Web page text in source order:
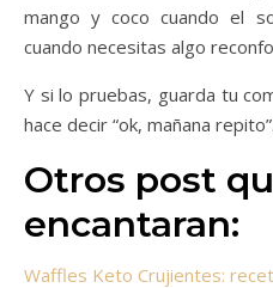
mango y coco cuando el
cuando necesitas algo
Y si lo pruebas, guarda tu
hace decir “ok, mañana repito”.
Otros post
encantaran:
Waffles Keto Crujientes: